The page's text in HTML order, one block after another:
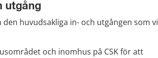
utgång
huvudsakliga in- och utgången som vi
och inomhus på CSK för att